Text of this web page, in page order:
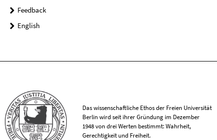
Feedback
English
Das wissenschaftliche Ethos der Freien Universität
Berlin wird seit ihrer Gründung im Dezember
1948 von drei Werten bestimmt: Wahrheit,
Gerechtigkeit und Freiheit.